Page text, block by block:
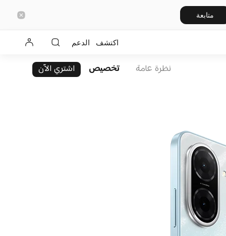
متابعة
اكتشف الدعم
نظرة عامة تخصيص اشتري الآن